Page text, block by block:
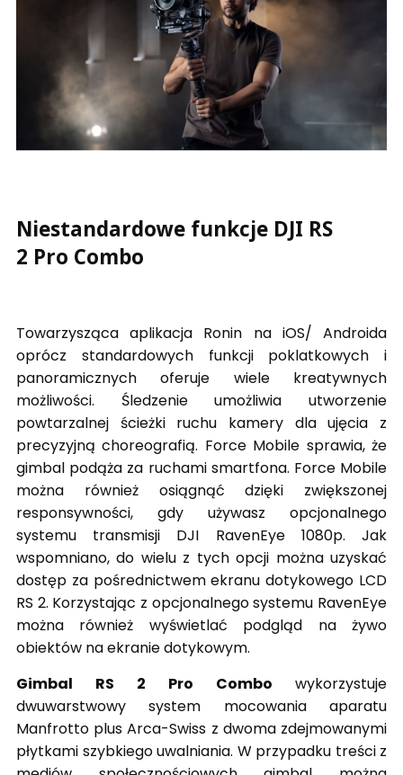
Niestandardowe funkcje DJI RS
2 Pro Combo
Towarzysząca aplikacja Ronin na iOS/ Androida
oprócz standardowych funkcji poklatkowych i
panoramicznych oferuje wiele kreatywnych
możliwości. Śledzenie umożliwia utworzenie
powtarzalnej ścieżki ruchu kamery dla ujęcia z
precyzyjną choreografią. Force Mobile sprawia, że
gimbal podąża za ruchami smartfona. Force Mobile
można również osiągnąć dzięki zwiększonej
responsywności, gdy używasz opcjonalnego
systemu transmisji DJI RavenEye 1080p. Jak
wspomniano, do wielu z tych opcji można uzyskać
dostęp za pośrednictwem ekranu dotykowego LCD
RS 2. Korzystając z opcjonalnego systemu RavenEye
można również wyświetlać podgląd na żywo
obiektów na ekranie dotykowym.
Gimbal RS 2 Pro Combo wykorzystuje
dwuwarstwowy system mocowania aparatu
Manfrotto plus Arca-Swiss z dwoma zdejmowanymi
płytkami szybkiego uwalniania. W przypadku treści z